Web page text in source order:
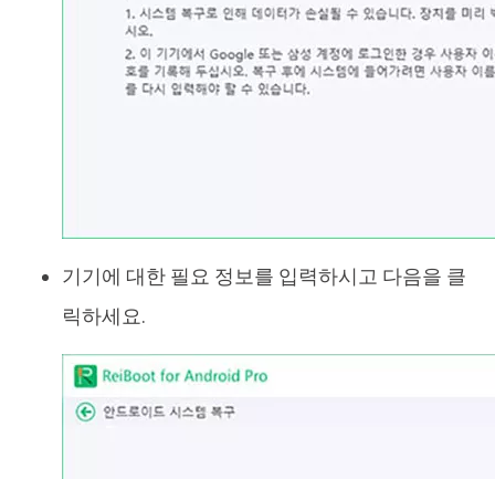
기기에 대한 필요 정보를 입력하시고 다음을 클
릭하세요.